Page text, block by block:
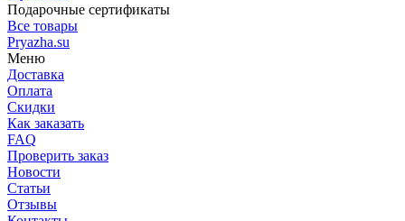
Подарочные сертификаты
Все товары
Pryazha.su
Меню
Доставка
Оплата
Скидки
Как заказать
FAQ
Проверить заказ
Новости
Статьи
Отзывы